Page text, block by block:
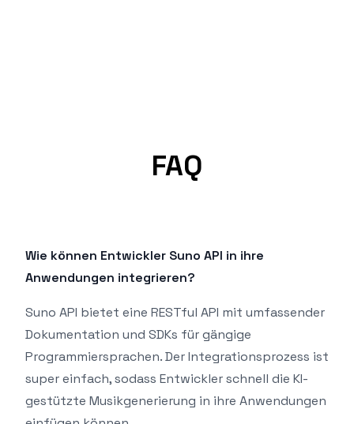
FAQ
Wie können Entwickler Suno API in ihre
Anwendungen integrieren?
Suno API bietet eine RESTful API mit umfassender
Dokumentation und SDKs für gängige
Programmiersprachen. Der Integrationsprozess ist
super einfach, sodass Entwickler schnell die KI-
gestützte Musikgenerierung in ihre Anwendungen